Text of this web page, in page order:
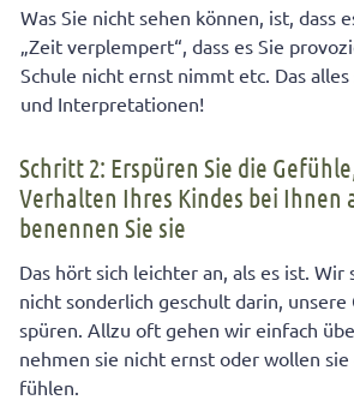
Was Sie nicht sehen können, ist, dass
„Zeit verplempert“, dass es Sie
Schule nicht ernst nimmt etc. Das
und Interpretationen!
Schritt 2: Erspüren Sie die
Verhalten Ihres Kindes bei Ihnen
benennen Sie sie
Das hört sich leichter an, als es ist.
nicht sonderlich geschult darin,
spüren. Allzu oft gehen wir einfach
nehmen sie nicht ernst oder wollen
fühlen.